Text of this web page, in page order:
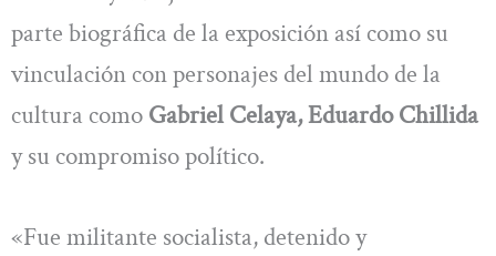
parte biográfica de la exposición así como su
vinculación con personajes del mundo de la
cultura como Gabriel Celaya, Eduardo Chillida
y su compromiso político.
«Fue militante socialista, detenido y